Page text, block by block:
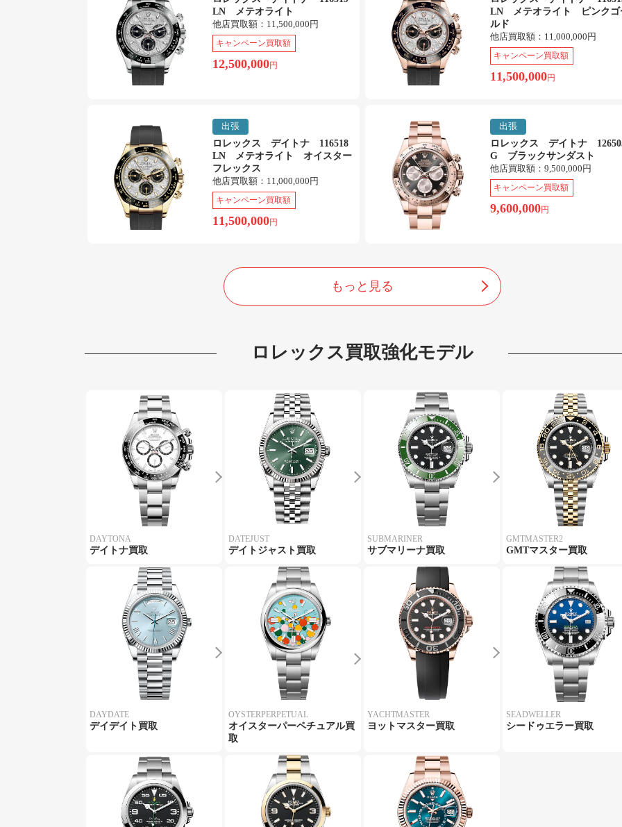
LN メテオライト
他店買取額： 11,500,000円
キャンペーン買取額
12,500,000円
LN メテオライト ピンクゴ
ルド
他店買取額： 11,000,000円
キャンペーン買取額
11,500,000円
出張
ロレックス デイトナ 116518
LN メテオライト オイスター
フレックス
他店買取額： 11,000,000円
キャンペーン買取額
11,500,000円
出張
ロレックス デイトナ
G ブラックサンダスト
他店買取額： 9,500,000円
キャンペーン買取額
9,600,000円
もっと見る
ロレックス買取強化モデル
DAYTONA
デイトナ買取
DATEJUST
デイトジャスト買取
SUBMARINER
サブマリーナ買取
GMTMASTER2
GMTマスター買取
DAYDATE
デイデイト買取
OYSTERPERPETUAL
オイスターパーペチュアル買
取
YACHTMASTER
ヨットマスター買取
SEADWELLER
シードゥエラー買取